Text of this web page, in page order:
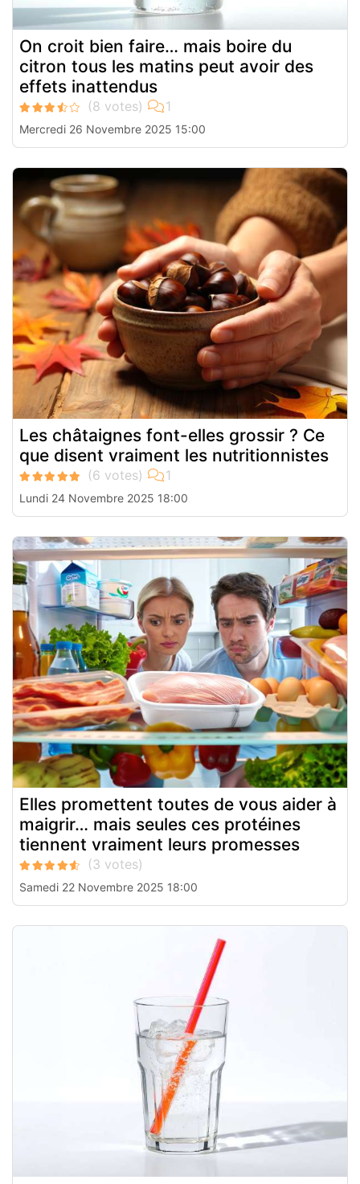
On croit bien faire… mais boire du
citron tous les matins peut avoir des
effets inattendus
Mercredi 26 Novembre 2025 15:00
Les châtaignes font-elles grossir ? Ce
que disent vraiment les nutritionnistes
Lundi 24 Novembre 2025 18:00
Elles promettent toutes de vous aider à
maigrir… mais seules ces protéines
tiennent vraiment leurs promesses
Samedi 22 Novembre 2025 18:00